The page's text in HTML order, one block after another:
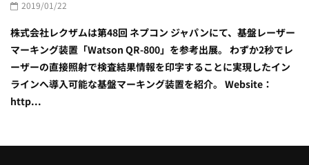
2019/01/22
株式会社レクザムは第48回 ネプコン ジャパンにて、基盤レーザー
マーキング装置「Watson QR-800」を参考出展。 わずか2秒でレ
ーザーの直接照射で検査結果情報を印字することに実現したイン
ラインへ導入可能な基盤マーキング装置を紹介。 Website：
http...